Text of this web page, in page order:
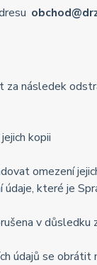
následek
kopii
omezení
které je
v důsledku
údajů se obrátit